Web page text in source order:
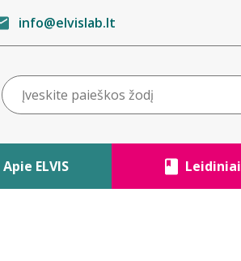
info@elvislab.lt
Apie ELVIS Leidiniai